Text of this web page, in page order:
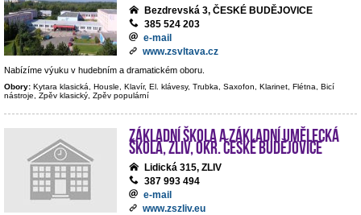
Bezdrevská 3, ČESKÉ BUDĚJOVICE
385 524 203
e-mail
www.zsvltava.cz
Nabízíme výuku v hudebním a dramatickém oboru.
Obory: Kytara klasická, Housle, Klavír, El. klávesy, Trubka, Saxofon, Klarinet, Flétna, Bicí
nástroje, Zpěv klasický, Zpěv populární
Základní škola a Základní umělecká
škola, Zliv, okr. České Budějovice
Lidická 315, ZLIV
387 993 494
e-mail
www.zszliv.eu